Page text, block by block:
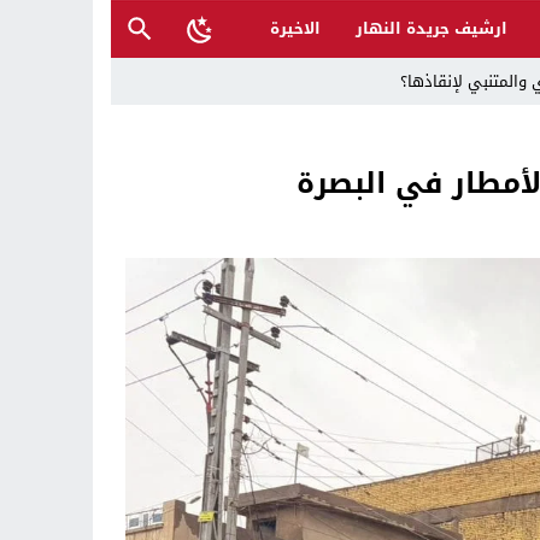
ارشيف جريدة النهار
الاخيرة
لإنقاذها؟